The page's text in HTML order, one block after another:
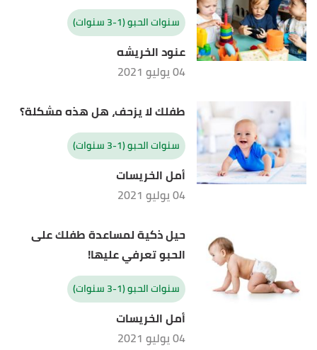
سنوات الحبو (1-3 سنوات)
عنود الخريشه
04 يوليو 2021
طفلك لا يزحف، هل هذه مشكلة؟
سنوات الحبو (1-3 سنوات)
أمل الخريسات
04 يوليو 2021
حيل ذكية لمساعدة طفلك على
الحبو تعرفي عليها!
سنوات الحبو (1-3 سنوات)
أمل الخريسات
04 يوليو 2021